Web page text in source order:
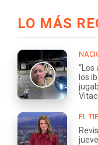
LO MÁS
“Los
los
EL